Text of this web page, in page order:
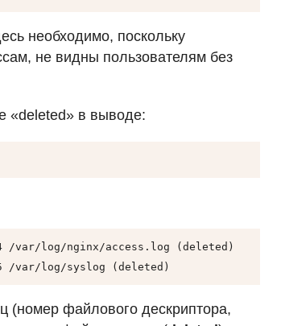
необходимо, поскольку
не видны пользователям без
«deleted» в выводе:
/var/log/nginx/access.log (deleted)
/var/log/syslog (deleted)
(номер файлового дескриптора,